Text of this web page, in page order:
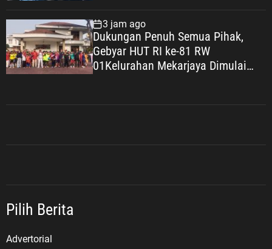
3 jam ago
Dukungan Penuh Semua Pihak,
Gebyar HUT RI ke-81 RW
01Kelurahan Mekarjaya Dimulai
Pilih Berita
Advertorial